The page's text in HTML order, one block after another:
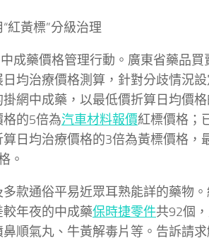
紅黃標”分級治理
成藥價格管理行動。廣東省藥品買
均治療價格測算，針對分歧情況
網中成藥，以最低價折算日均價格
的5倍為汽車材料報價紅標價格；
日均治療價格的3倍為黃標價格，
。
款通俗平易近眾耳熟能詳的藥物
年夜的中成藥保時捷零件共92個
順氣丸、牛黃解毒片等。告訴請